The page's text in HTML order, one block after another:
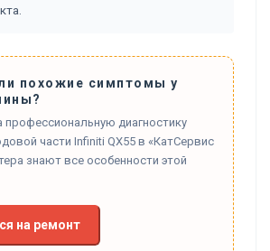
похожие симптомы у
профессиональную диагностику
части Infiniti QX55 в «КатСервис
знают все особенности этой
на ремонт